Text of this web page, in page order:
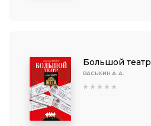
Большой театр
ВАСЬКИН А. А.